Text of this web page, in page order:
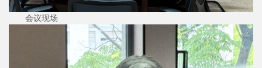
会议现场